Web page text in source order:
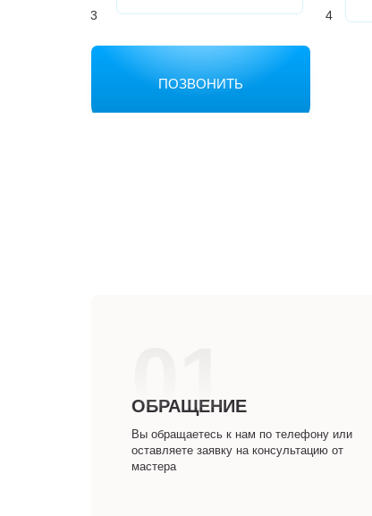
ПОЗВОНИТЬ
01
ОБРАЩЕНИЕ
Вы обращаетесь к нам по телефону или
оставляете заявку на консультацию от
мастера